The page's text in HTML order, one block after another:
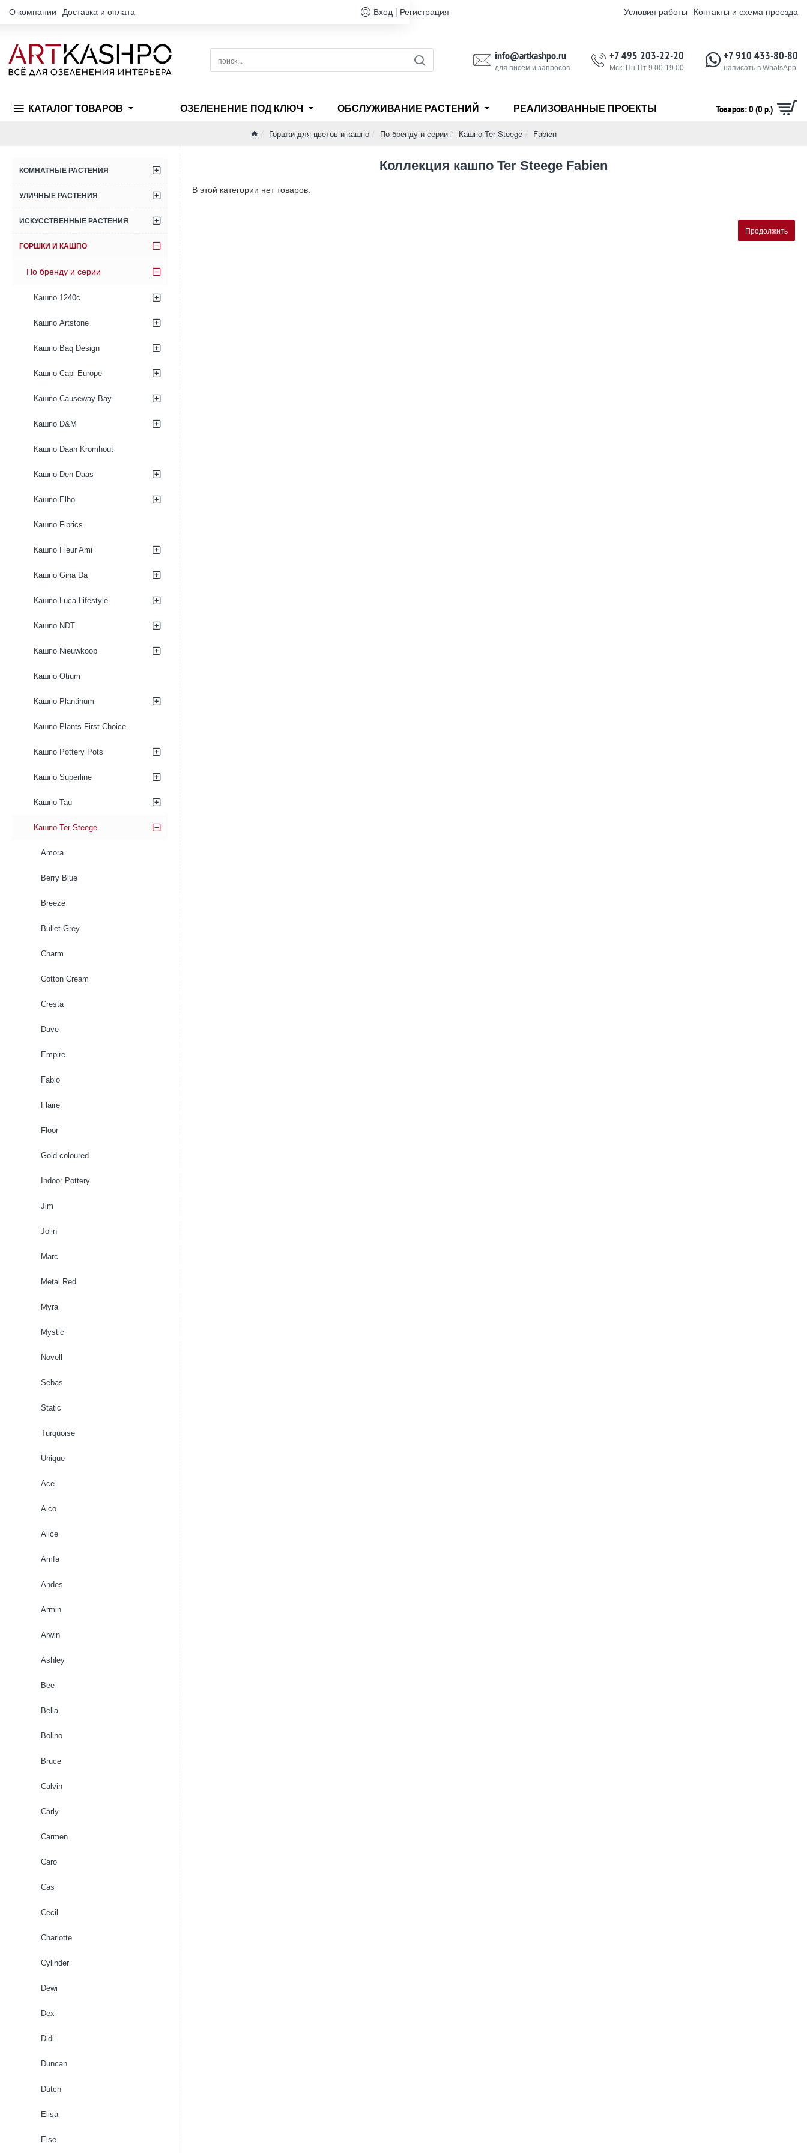
О компании Доставка и оплата Вход | Регистрация Условия работы Контакты и схема проезда
поиск...
info@artkashpo.ru
для писем и запросов
+7 495 203-22-20
Мск: Пн-Пт 9.00-19.00
+7 910 433-80-80
написать в WhatsApp
КАТАЛОГ ТОВАРОВ ОЗЕЛЕНЕНИЕ ПОД КЛЮЧ ОБСЛУЖИВАНИЕ РАСТЕНИЙ РЕАЛИЗОВАННЫЕ ПРОЕКТЫ Товаров: 0 (0 р.)
Горшки для цветов и кашпо По бренду и серии Кашпо Ter Steege Fabien
КОМНАТНЫЕ РАСТЕНИЯ
УЛИЧНЫЕ РАСТЕНИЯ
ИСКУССТВЕННЫЕ РАСТЕНИЯ
ГОРШКИ И КАШПО
По бренду и серии
Кашпо 1240c
Кашпо Artstone
Кашпо Baq Design
Кашпо Capi Europe
Кашпо Causeway Bay
Кашпо D&M
Кашпо Daan Kromhout
Кашпо Den Daas
Кашпо Elho
Кашпо Fibrics
Кашпо Fleur Ami
Кашпо Gina Da
Кашпо Luca Lifestyle
Кашпо NDT
Кашпо Nieuwkoop
Кашпо Otium
Кашпо Plantinum
Кашпо Plants First Choice
Кашпо Pottery Pots
Кашпо Superline
Кашпо Tau
Кашпо Ter Steege
Amora
Berry Blue
Breeze
Bullet Grey
Charm
Cotton Cream
Cresta
Dave
Empire
Fabio
Flaire
Floor
Gold coloured
Indoor Pottery
Jim
Jolin
Marc
Metal Red
Myra
Mystic
Novell
Sebas
Static
Turquoise
Unique
Ace
Aico
Alice
Amfa
Andes
Armin
Arwin
Ashley
Bee
Belia
Bolino
Bruce
Calvin
Carly
Carmen
Caro
Cas
Cecil
Charlotte
Cylinder
Dewi
Dex
Didi
Duncan
Dutch
Elisa
Else
Коллекция кашпо Ter Steege Fabien
В этой категории нет товаров.
Продолжить